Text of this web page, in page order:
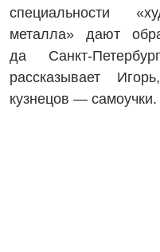
специальности
металла» дают
да
рассказывает
кузнецов — самоучки.